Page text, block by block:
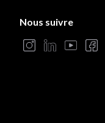
Nous suivre